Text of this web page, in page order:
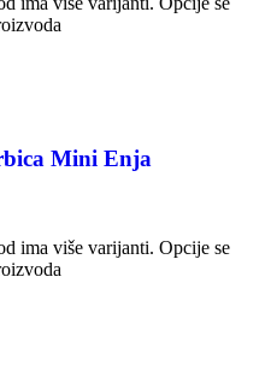
Mini Enja
ima više varijanti. Opcije se